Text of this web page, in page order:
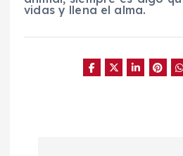
vidas y llena el alma.